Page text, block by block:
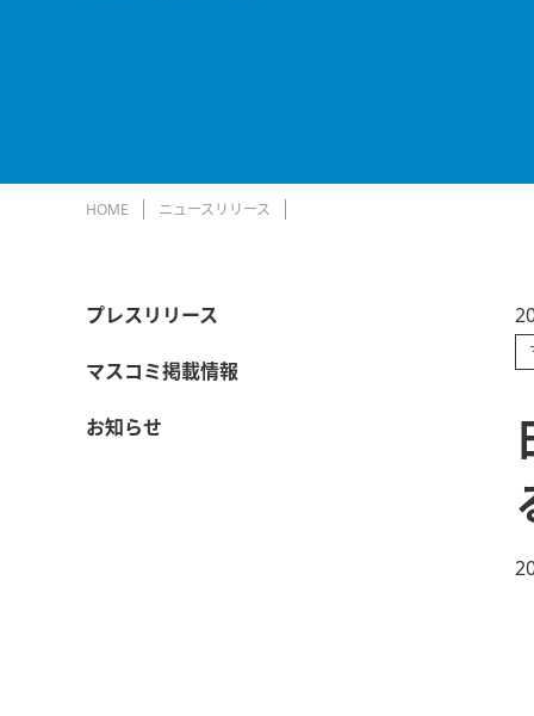
HOME ニュースリリース
プレスリリース
マスコミ掲載情報
お知らせ